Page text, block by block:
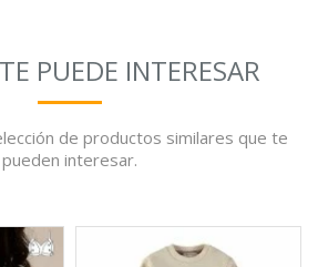
PUEDE INTERESAR
de productos similares que te
pueden interesar.